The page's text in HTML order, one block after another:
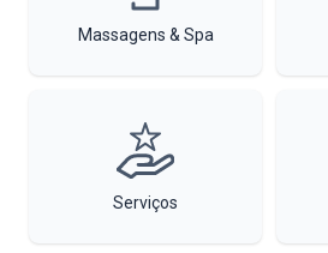
Massagens & Spa
Serviços